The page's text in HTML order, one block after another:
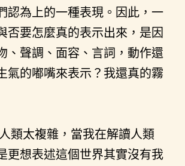
認為上的一種表現。因此，一
否要怎麼真的表示出來，是因
、聲調、面容、言詞，動作還
氣的嘟嘴來表示？我還真的霧
類太複雜，當我在解讀人類
更想表述這個世界其實沒有我